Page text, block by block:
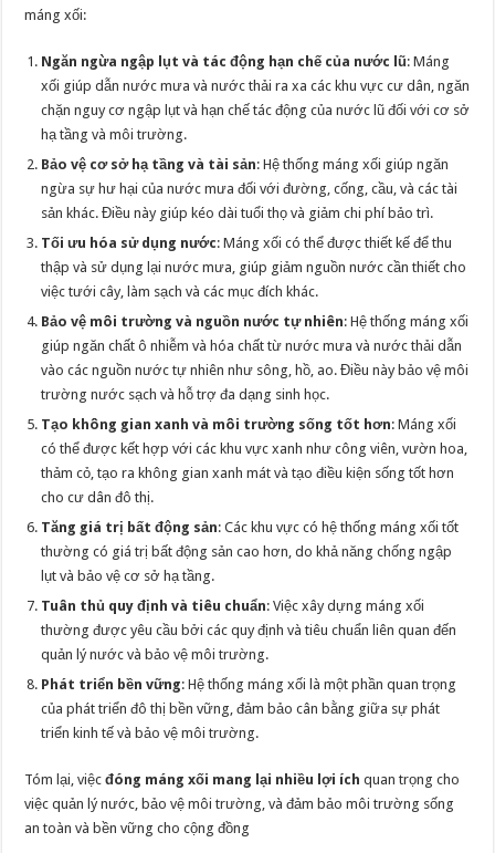
máng xối:
Ngăn ngừa ngập lụt và tác động hạn chế của nước lũ: Máng
xối giúp dẫn nước mưa và nước thải ra xa các khu vực cư dân, ngăn
chặn nguy cơ ngập lụt và hạn chế tác động của nước lũ đối với cơ sở
hạ tầng và môi trường.
Bảo vệ cơ sở hạ tầng và tài sản: Hệ thống máng xối giúp ngăn
ngừa sự hư hại của nước mưa đối với đường, cống, cầu, và các tài
sản khác. Điều này giúp kéo dài tuổi thọ và giảm chi phí bảo trì.
Tối ưu hóa sử dụng nước: Máng xối có thể được thiết kế để thu
thập và sử dụng lại nước mưa, giúp giảm nguồn nước cần thiết cho
việc tưới cây, làm sạch và các mục đích khác.
Bảo vệ môi trường và nguồn nước tự nhiên: Hệ thống máng xối
giúp ngăn chất ô nhiễm và hóa chất từ nước mưa và nước thải dẫn
vào các nguồn nước tự nhiên như sông, hồ, ao. Điều này bảo vệ môi
trường nước sạch và hỗ trợ đa dạng sinh học.
Tạo không gian xanh và môi trường sống tốt hơn: Máng xối
có thể được kết hợp với các khu vực xanh như công viên, vườn hoa,
thảm cỏ, tạo ra không gian xanh mát và tạo điều kiện sống tốt hơn
cho cư dân đô thị.
Tăng giá trị bất động sản: Các khu vực có hệ thống máng xối tốt
thường có giá trị bất động sản cao hơn, do khả năng chống ngập
lụt và bảo vệ cơ sở hạ tầng.
Tuân thủ quy định và tiêu chuẩn: Việc xây dựng máng xối
thường được yêu cầu bởi các quy định và tiêu chuẩn liên quan đến
quản lý nước và bảo vệ môi trường.
Phát triển bền vững: Hệ thống máng xối là một phần quan trọng
của phát triển đô thị bền vững, đảm bảo cân bằng giữa sự phát
triển kinh tế và bảo vệ môi trường.
Tóm lại, việcđóng máng xối mang lại nhiều lợi ích quan trọng cho
việc quản lý nước, bảo vệ môi trường, và đảm bảo môi trường sống
an toàn và bền vững cho cộng đồng